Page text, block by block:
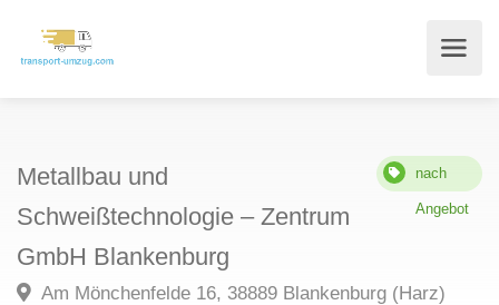
Metallbau und
Schweißtechnologie – Zentrum
GmbH Blankenburg
nach
Angebot
Am Mönchenfelde 16, 38889 Blankenburg (Harz)